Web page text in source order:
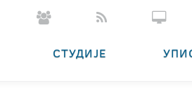
СТУДИЈЕ